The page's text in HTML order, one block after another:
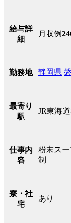
給与詳
細
月収例
勤務地 静岡県
最寄り
駅
JR東海
仕事内
容
粉末ス
制
寮・社
宅
あり